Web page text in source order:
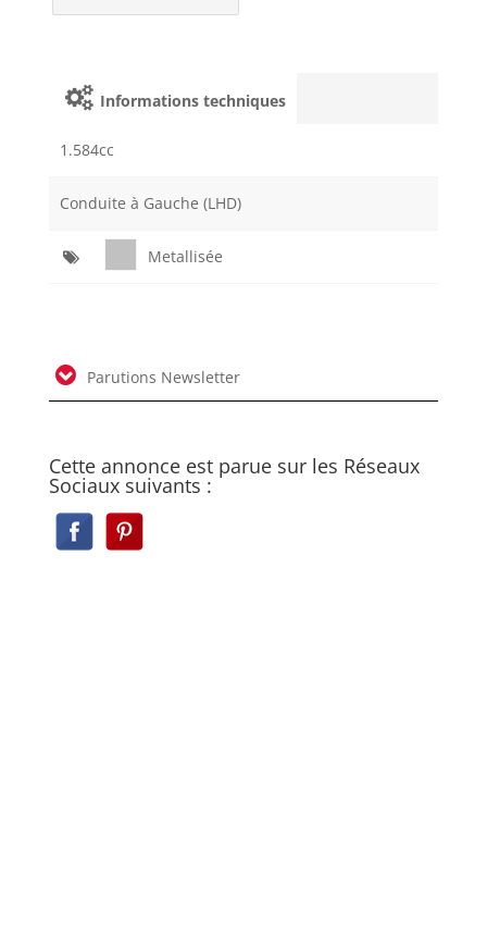
Informations techniques
1.584cc
Conduite à Gauche (LHD)
Metallisée
Parutions Newsletter
Cette annonce est parue sur les Réseaux
Sociaux suivants :